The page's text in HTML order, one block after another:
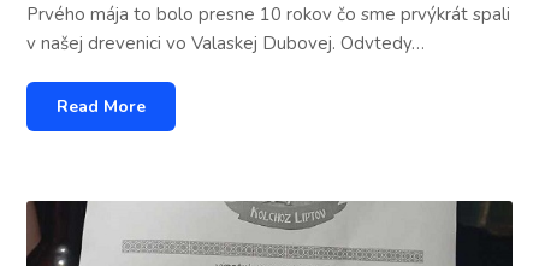
Prvého mája to bolo presne 10 rokov čo sme prvýkrát spali
v našej drevenici vo Valaskej Dubovej. Odvtedy…
Read More